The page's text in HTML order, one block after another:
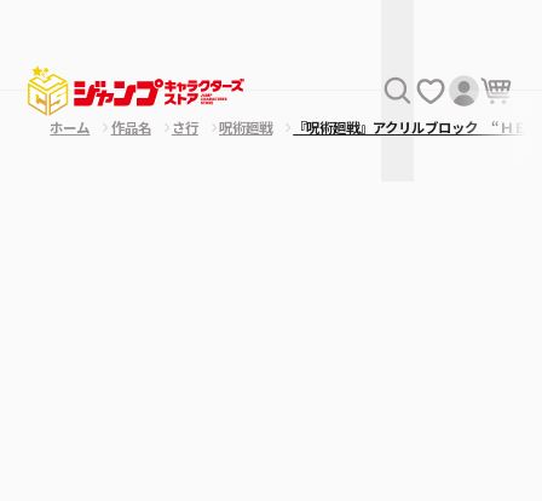
ホーム 作品名 さ行 呪術廻戦 『呪術廻戦』アクリルブロック “Ｈ